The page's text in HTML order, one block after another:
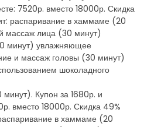
7520р. вместо 18000р. Скидка
распаривание в хаммаме (20
массаж лица (30 минут)
минут) увлажняющее
и массаж головы (30 минут)
шоколадного
Купон за 1680р. и
вместо 18000р. Скидка 49%
в хаммаме (20